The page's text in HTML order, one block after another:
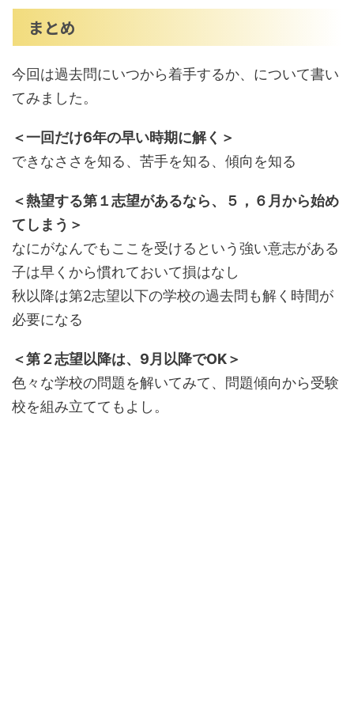
まとめ
今回は過去問にいつから着手するか、について書い
てみました。
＜一回だけ6年の早い時期に解く＞
できなささを知る、苦手を知る、傾向を知る
＜熱望する第１志望があるなら、５，６月から始め
てしまう＞
なにがなんでもここを受けるという強い意志がある
子は早くから慣れておいて損はなし
秋以降は第2志望以下の学校の過去問も解く時間が
必要になる
＜第２志望以降は、9月以降でOK＞
色々な学校の問題を解いてみて、問題傾向から受験
校を組み立ててもよし。